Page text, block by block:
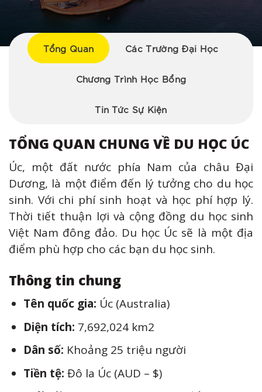
Tổng Quan Các Trường Đại Học
Chương Trình Học Bổng
Tin Tức Sự Kiện
TỔNG QUAN CHUNG VỀ DU HỌC ÚC
Úc, một đất nước phía Nam của châu Đại
Dương, là một điểm đến lý tưởng cho du học
sinh. Với chi phí sinh hoạt và học phí hợp lý.
Thời tiết thuận lợi và cộng đồng du học sinh
Việt Nam đông đảo. Du học Úc sẽ là một địa
điểm phù hợp cho các bạn du học sinh.
Thông tin chung
Tên quốc gia: Úc (Australia)
Diện tích: 7,692,024 km2
Dân số: Khoảng 25 triệu người
Tiền tệ: Đô la Úc (AUD – $)